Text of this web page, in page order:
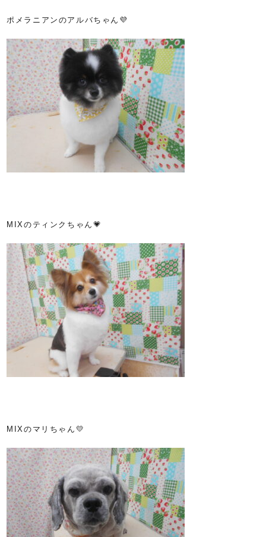
ポメラニアンのアルバちゃん💜
MIXのティンクちゃん💗
MIXのマリちゃん💛